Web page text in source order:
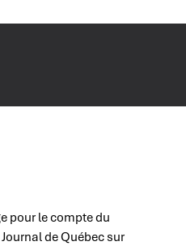
pour le compte du
de Québec sur